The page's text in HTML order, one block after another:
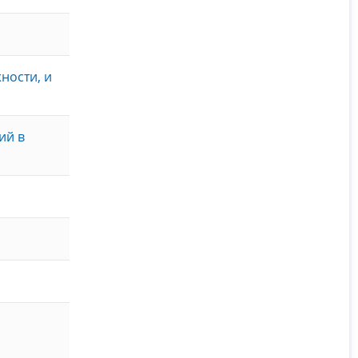
и
в